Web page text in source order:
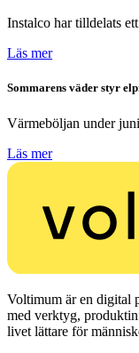
Instalco har tilldelats
Läs mer
Sommarens väder styr
Värmeböljan under
Läs mer
Voltimum är en digital
med verktyg,
livet lättare för